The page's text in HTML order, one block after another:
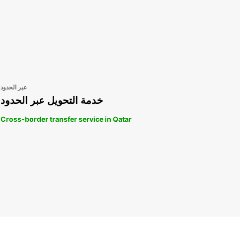
عبر الحدود
خدمة التحويل عبر الحدود
Cross-border transfer service in Qatar